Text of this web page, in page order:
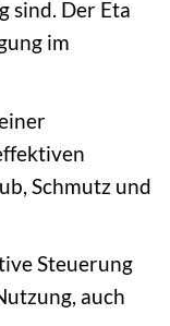
sind. Der Eta
im
Schmutz und
Steuerung
auch